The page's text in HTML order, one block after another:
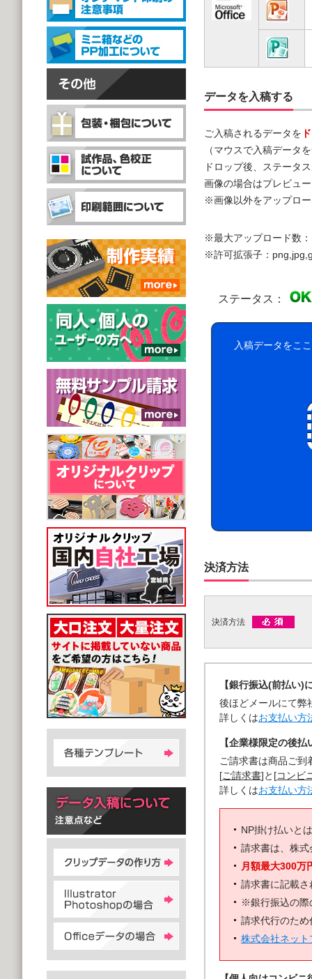
データを入稿する
ご入稿されるデータを
（マウスで入稿データ
ドロップ後、ステータ
画像の場合はプレビュ
※画像以外をアップロ
※最大アップロード数
※許可拡張子：
ステータス：
入稿データをこ
決済方法
決済方法
【銀行振込(前払い)
後ほどメールにて弊
詳しくはお支払い方
【企業様限定の後
ご請求書は商品ご到
[ご請求書]と[コンビ
詳しくはお支払い方
NP掛け払いと
請求書は、株
月額最大300万
請求書に記載
※銀行振込の際
請求代行のた
株式会社ネッ